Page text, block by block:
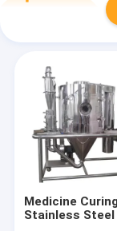
Medicine
Stainless Steel